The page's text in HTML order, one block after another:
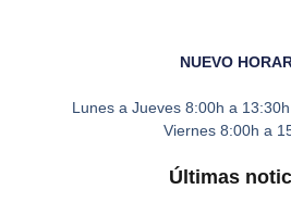
NUEVO
Lunes a Jueves 8:00h a
Viernes 8:00h a
Últimas